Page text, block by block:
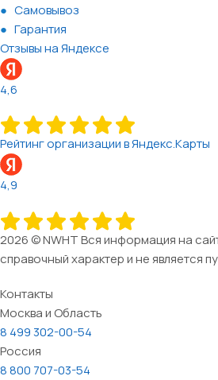
Самовывоз
Гарантия
Отзывы на Яндексе
4,6
Рейтинг организации в Яндекс.Карты
4,9
2026 © NWHT Вся информация на
справочный характер и не является
Контакты
Москва и Область
8 499 302-00-54
Россия
8 800 707-03-54